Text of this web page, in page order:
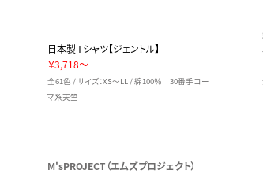
日本製Ｔシャツ【ジェントル】
￥3,718～
全61色 / サイズ：XS～LL / 綿100％ 30番手コー
マ糸天竺
M'sPROJECT（エムズプロジェクト）